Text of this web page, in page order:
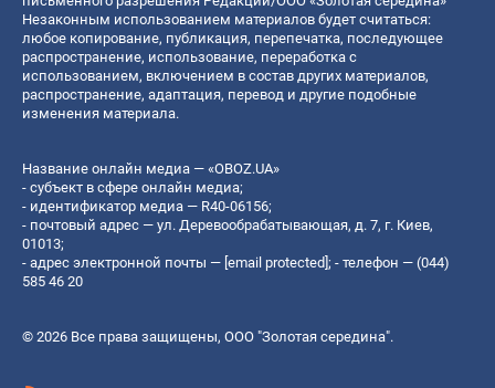
Незаконным использованием материалов будет считаться:
любое копирование, публикация, перепечатка, последующее
распространение, использование, переработка с
использованием, включением в состав других материалов,
распространение, адаптация, перевод и другие подобные
изменения материала.
Название онлайн медиа — «OBOZ.UA»
- субъект в сфере онлайн медиа;
- идентификатор медиа — R40-06156;
- почтовый адрес — ул. Деревообрабатывающая, д. 7, г. Киев,
01013;
- адрес электронной почты — [email protected]; - телефон — (044)
585 46 20
© 2026 Все права защищены, ООО "Золотая середина".